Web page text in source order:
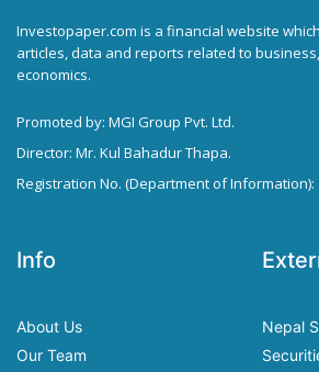
Investopaper.com is a financial website
articles, data and reports related to
economics.
Promoted by: MGI Group Pvt. Ltd.
Director: Mr. Kul Bahadur Thapa.
Registration No. (Department of Information):
Info
About Us
Our Team
Nepal